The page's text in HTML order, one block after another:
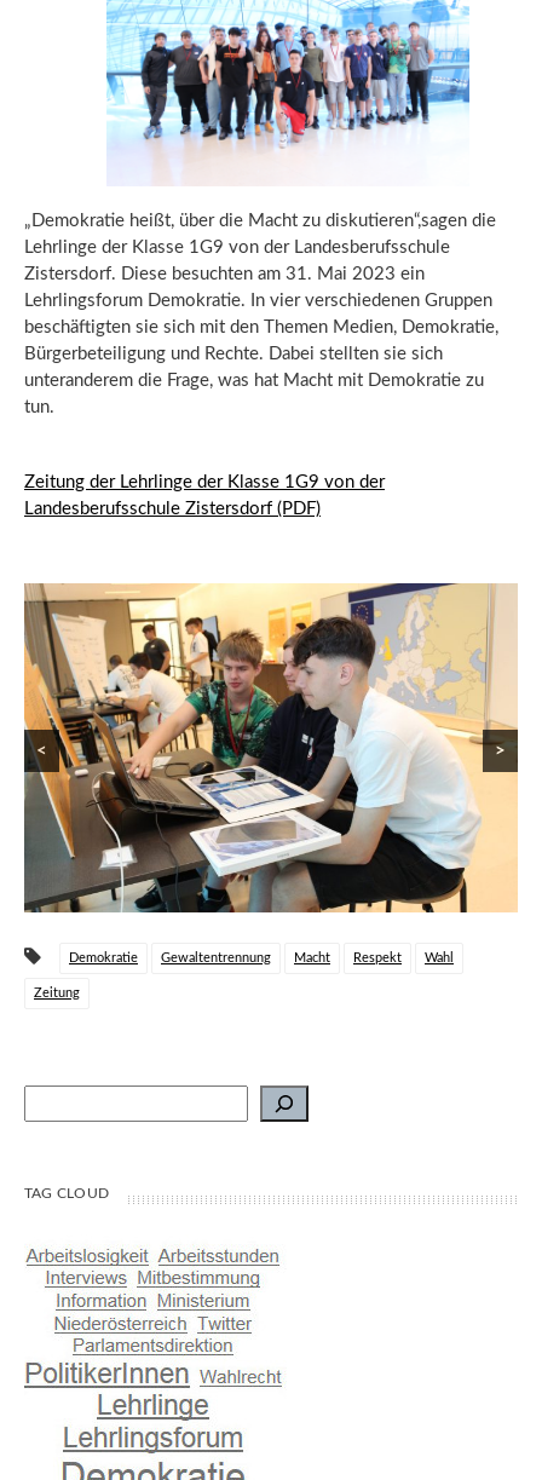
„Demokratie heißt, über die Macht zu diskutieren“,sagen die
Lehrlinge der Klasse 1G9 von der Landesberufsschule
Zistersdorf. Diese besuchten am 31. Mai 2023 ein
Lehrlingsforum Demokratie. In vier verschiedenen Gruppen
beschäftigten sie sich mit den Themen Medien, Demokratie,
Bürgerbeteiligung und Rechte. Dabei stellten sie sich
unteranderem die Frage, was hat Macht mit Demokratie zu
tun.
Zeitung der Lehrlinge der Klasse 1G9 von der
Landesberufsschule Zistersdorf (PDF)
< >
Demokratie Gewaltentrennung Macht Respekt Wahl
Zeitung
Suchen
TAG CLOUD